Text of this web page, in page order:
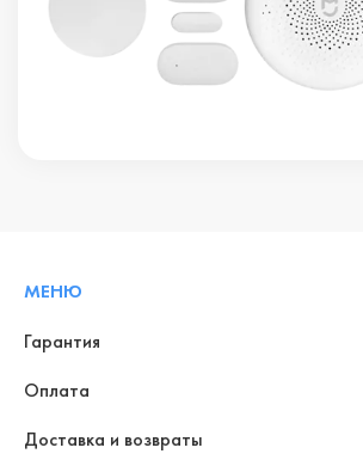
МЕНЮ
Гарантия
Оплата
Доставка и возвраты